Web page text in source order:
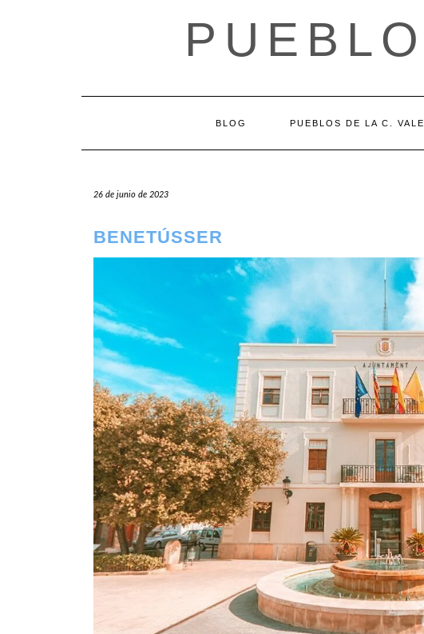
BLOG PUEBLOS DE LA C.
26 de junio de 2023
BENETÚSSER